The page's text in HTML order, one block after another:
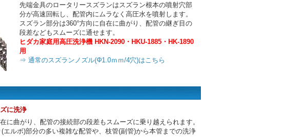
先端金具のロータリースズランはスズラン根本の噴射穴部
分が高速回転し、配管内にムラなく高圧水を噴射します。
スズラン部分は360°方向に自在に曲がり、配管の継ぎ目の
段差などもスムーズに通せます。
ヒダカ家庭用高圧洗浄機 HKN-2090・HKU-1885・HK-1890
用
⇒ 通常のスズランノズル(Φ1.0ｍｍ/4穴)はこちら
に洗浄
に曲がり、配管の接続部の段差もスムーズに乗り越えられます。
エルボ)部分の多い複雑な配管や、枝管(副管)から本管までの洗浄